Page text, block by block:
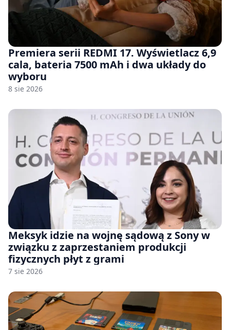
Premiera serii REDMI 17. Wyświetlacz 6,9
cala, bateria 7500 mAh i dwa układy do
wyboru
8 sie 2026
Meksyk idzie na wojnę sądową z Sony w
związku z zaprzestaniem produkcji
fizycznych płyt z grami
7 sie 2026